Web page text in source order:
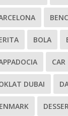
BOLA
CAR
DUBAI